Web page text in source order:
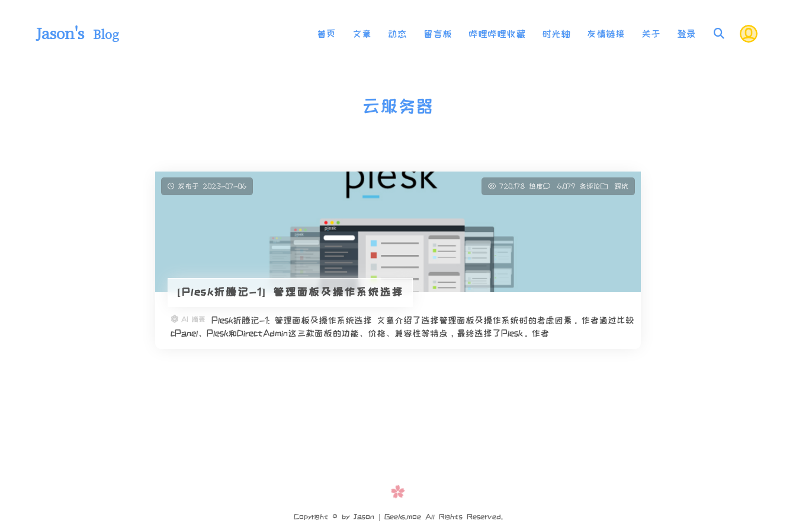
Jason's Blog 首页 文章 动态 留言板 哔哩哔哩收藏 时光轴 友情链接 关于 登录
云服务器
发布于 2023-07-06 720,178 热度 6,079 条评论 踩坑
[Plesk折腾记-1] 管理面板及操作系统选择
AI 摘要
Plesk折腾记-1: 管理面板及操作系统选择 文章介绍了选择管理面板及操作系统时的考虑因素。作者通过比较
cPanel、Plesk和DirectAdmin这三款面板的功能、价格、兼容性等特点，最终选择了Plesk。作者
Copyright © by Jason | Geeks.moe All Rights Reserved.